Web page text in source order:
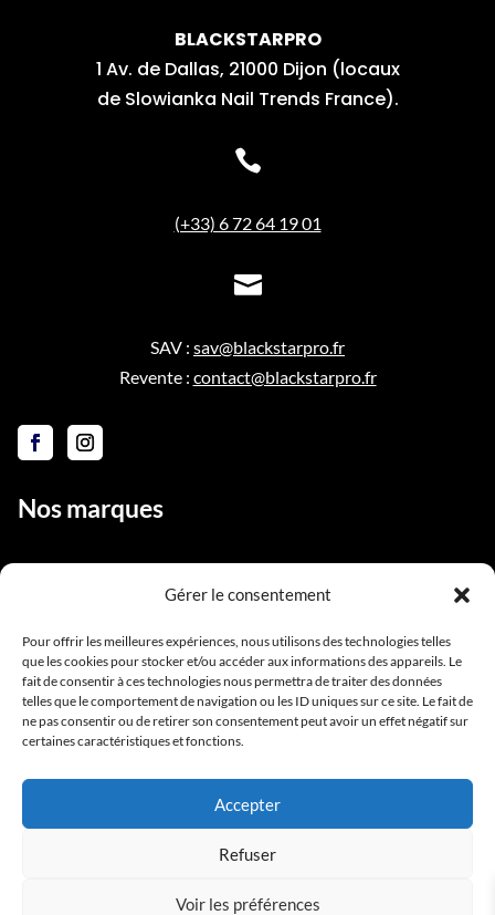
Gérer le consentement
Pour offrir les meilleures expériences, nous utilisons des technologies telles
que les cookies pour stocker et/ou accéder aux informations des appareils. Le
fait de consentir à ces technologies nous permettra de traiter des données
telles que le comportement de navigation ou les ID uniques sur ce site. Le fait de
ne pas consentir ou de retirer son consentement peut avoir un effet négatif sur
certaines caractéristiques et fonctions.
Accepter
Refuser
Voir les préférences
BLACKSTARPRO
1 Av. de Dallas, 21000 Dijon (locaux
de Slowianka Nail Trends France).

(+33) 6 72 64 19 01

SAV : sav@blackstarpro.fr
Revente : contact@blackstarpro.fr
Nos marques
Notre équipe
Contact
Conditions générales de vente